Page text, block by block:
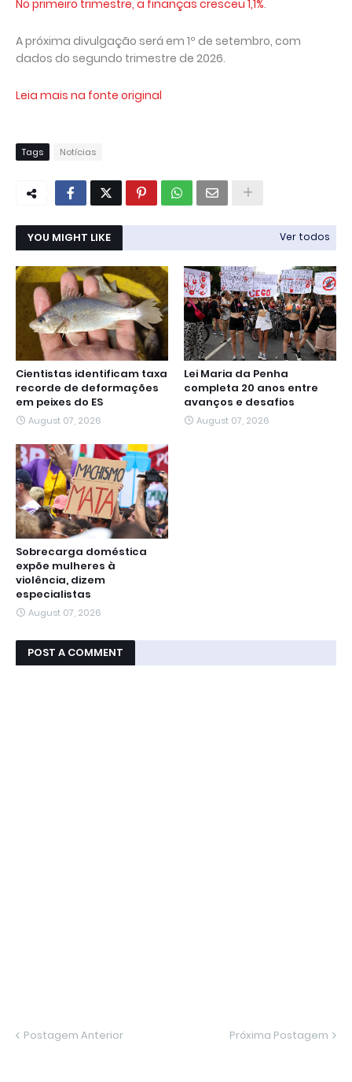
No primeiro trimestre, a finanças cresceu 1,1%.
A próxima divulgação será em 1º de setembro, com
dados do segundo trimestre de 2026.
Leia mais na fonte original
Tags Notícias
YOU MIGHT LIKE Ver todos
Cientistas identificam taxa
recorde de deformações
em peixes do ES
August 07, 2026
Lei Maria da Penha
completa 20 anos entre
avanços e desafios
August 07, 2026
Sobrecarga doméstica
expõe mulheres à
violência, dizem
especialistas
August 07, 2026
POST A COMMENT
Postagem Anterior Próxima Postagem